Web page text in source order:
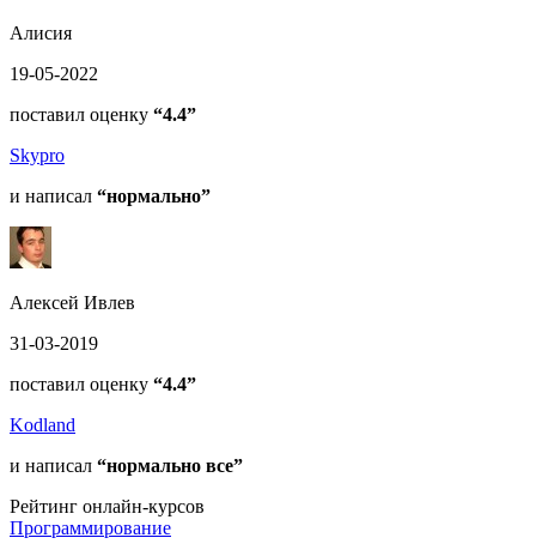
Алисия
19-05-2022
поставил оценку “4.4”
Skypro
и написал “нормально”
Алексей Ивлев
31-03-2019
поставил оценку “4.4”
Kodland
и написал “нормально все”
Рейтинг онлайн-курсов
Программирование